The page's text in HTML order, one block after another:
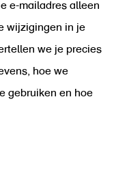
e-mailadres alleen
wijzigingen in je
we je precies
hoe we
gebruiken en hoe